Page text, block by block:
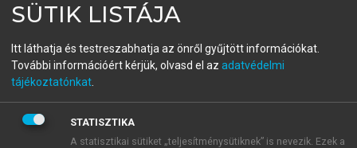
fiókoddal,vagy hozz létre új fiókot.
A regisztráció után apróbaidőszakautomatikusan
BELÉPÉS SAJÁT FIÓKKAL
SÜTIK LISTÁJA
Itt láthatja és testreszabhatja az önről gyűjtött információkat.
További információért kérjük, olvasd el az adatvédelmi
tájékoztatónkat
STATISZTIKA
A statisztikai sütiket „teljesítménysütiknek” is nevezik. Ezek a